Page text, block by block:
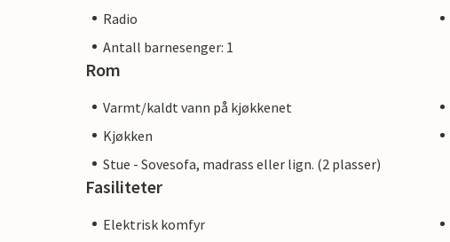
Radio
Antall barnesenger: 1
Rom
Varmt/kaldt vann på kjøkkenet
Kjøkken
Stue - Sovesofa, madrass eller lign. (2 plasser)
Fasiliteter
Elektrisk komfyr